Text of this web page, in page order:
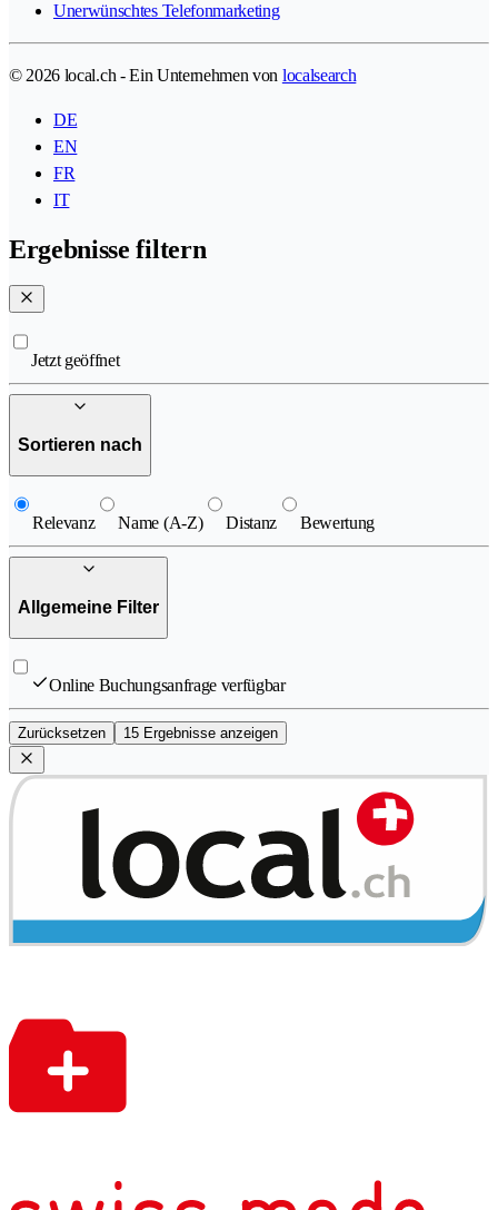
Unerwünschtes Telefonmarketing
© 2026 local.ch - Ein Unternehmen von localsearch
DE
EN
FR
IT
Ergebnisse filtern
Jetzt geöffnet
Sortieren nach
Relevanz Name (A-Z) Distanz Bewertung
Allgemeine Filter
Online Buchungsanfrage verfügbar
Zurücksetzen 15 Ergebnisse anzeigen